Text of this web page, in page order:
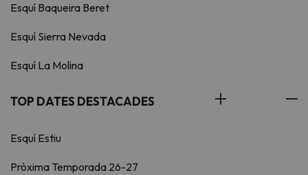
Esquí Baqueira Beret
Esquí Sierra Nevada
Esquí La Molina
TOP DATES DESTACADES
Esquí Estiu
Pròxima Temporada 26-27